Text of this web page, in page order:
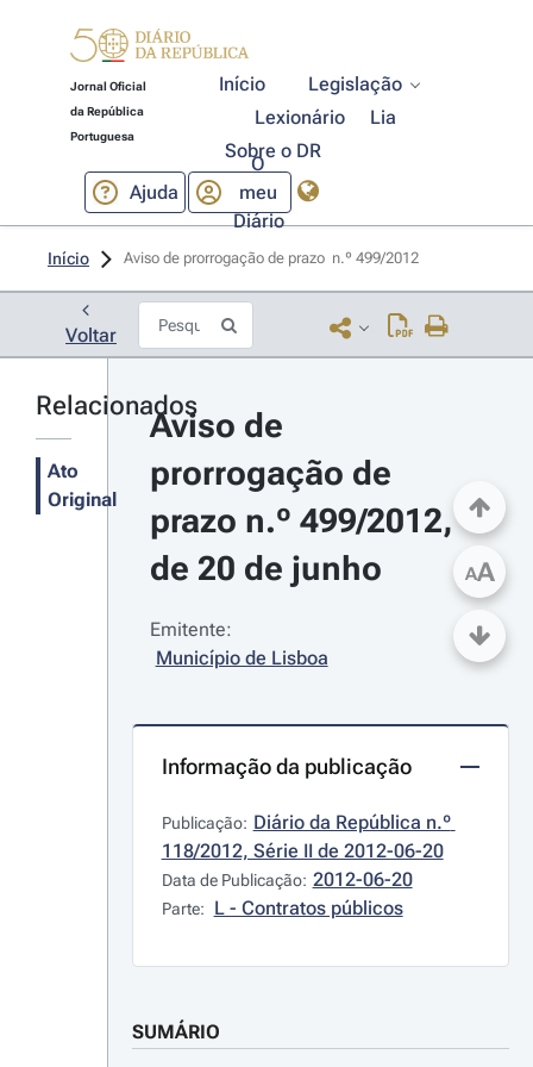
Jornal Oficial
da República
Portuguesa
Início
Legislação
Lexionário
Lia
Sobre o DR
Ajuda
O
meu
Diário
Início Aviso de prorrogação de prazo  n.º 499/2012
Voltar
Relacionados
Ato
Original
Aviso de
prorrogação de
prazo n.º 499/2012,
de 20 de junho
Emitente:
Município de Lisboa
Informação da publicação
Publicação: Diário da República n.º
118/2012, Série II de 2012-06-20
Data de Publicação: 2012-06-20
Parte: L - Contratos públicos
SUMÁRIO
AA